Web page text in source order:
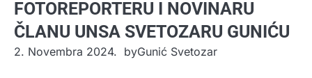
FOTOREPORTERU I NOVINARU
ČLANU UNSA SVETOZARU GUNIĆU
2. Novembra 2024. byGunić Svetozar